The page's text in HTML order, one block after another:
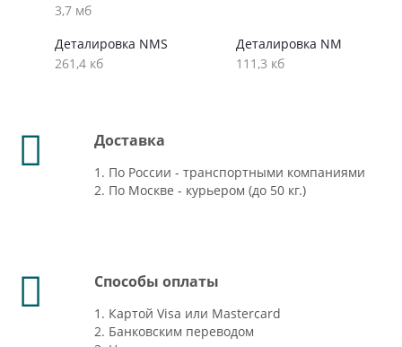
3,7 мб
Деталировка NMS
261,4 кб
Деталировка NM
111,3 кб
Доставка
1. По России - транспортными компаниями
2. По Москве - курьером (до 50 кг.)
Способы оплаты
1. Картой Visa или Mastercard
2. Банковским переводом